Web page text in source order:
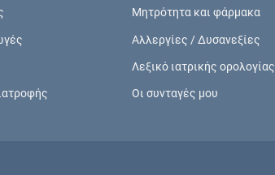
Ενδείξεις και αγωγές
συμπτώματα και ιατρικές πράξεις
Μητρότητα και φάρμακα
Αλλεργίες / Δυσανεξίες
Λεξικό ιατρικής ορολογίας
Οι συνταγές μου